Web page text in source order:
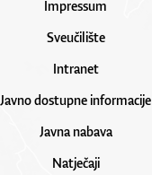
Impressum
Sveučilište
Intranet
Javno dostupne informacije
Javna nabava
Natječaji